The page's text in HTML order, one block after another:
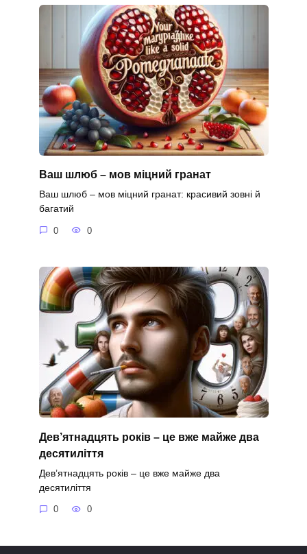
Ваш шлюб – мов міцний гранат
Ваш шлюб – мов міцний гранат: красивий зовні й
багатий
0 0
Дев’ятнадцять років – це вже майже два
десятиліття
Дев’ятнадцять років – це вже майже два
десятиліття
0 0